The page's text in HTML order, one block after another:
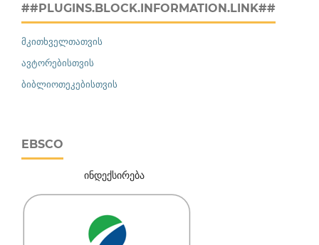
##PLUGINS.BLOCK.INFORMATION.LINK##
მკითხველთათვის
ავტორებისთვის
ბიბლიოთეკებისთვის
EBSCO
ინდექსირება